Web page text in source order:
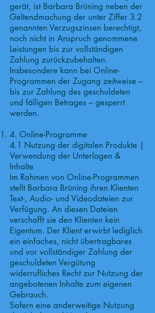
gerät, ist Barbara Brüning neben der
Geltendmachung der unter Ziffer 3.2
genannten Verzugszinsen berechtigt,
noch nicht in Anspruch genommene
Leistungen bis zur vollständigen
Zahlung zurückzubehalten.
Insbesondere kann bei Online-
Programmen der Zugang zeitweise –
bis zur Zahlung des geschuldeten
und fälligen Betrages – gesperrt
werden.
4. Online-Programme
4.1 Nutzung der digitalen Produkte |
Verwendung der Unterlagen &
Inhalte
Im Rahmen von Online-Programmen
stellt Barbara Brüning ihren Klienten
Text-, Audio- und Videodateien zur
Verfügung. An diesen Dateien
verschafft sie den Klienten kein
Eigentum. Der Klient erwirbt lediglich
ein einfaches, nicht übertragbares
und vor vollständiger Zahlung der
geschuldeten Vergütung
widerrufliches Recht zur Nutzung der
angebotenen Inhalte zum eigenen
Gebrauch.
Sofern eine anderweitige Nutzung